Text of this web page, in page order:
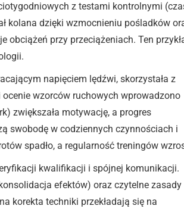
z testami kontrolnymi
kolana dzięki wzmocnieniu pośladków
obciążeń przy przeciążeniach. Ten
napięciem lędźwi, skorzystała z
wzorców ruchowych wprowadzono
zwiększała motywację, a progres
swobodę w codziennych czynnościach i
spadło, a regularność treningów
kwalifikacji i spójnej komunikacji.
efektów) oraz czytelne zasady
korekta techniki przekładają się na